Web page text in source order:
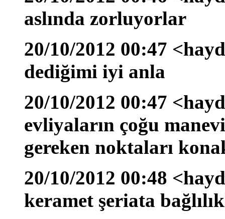
aslında zorluyorlar
20/10/2012 00:47
dediğimi iyi anla
20/10/2012 00:47
evliyaların çoğu
gereken noktaları
20/10/2012 00:48
keramet şeriata